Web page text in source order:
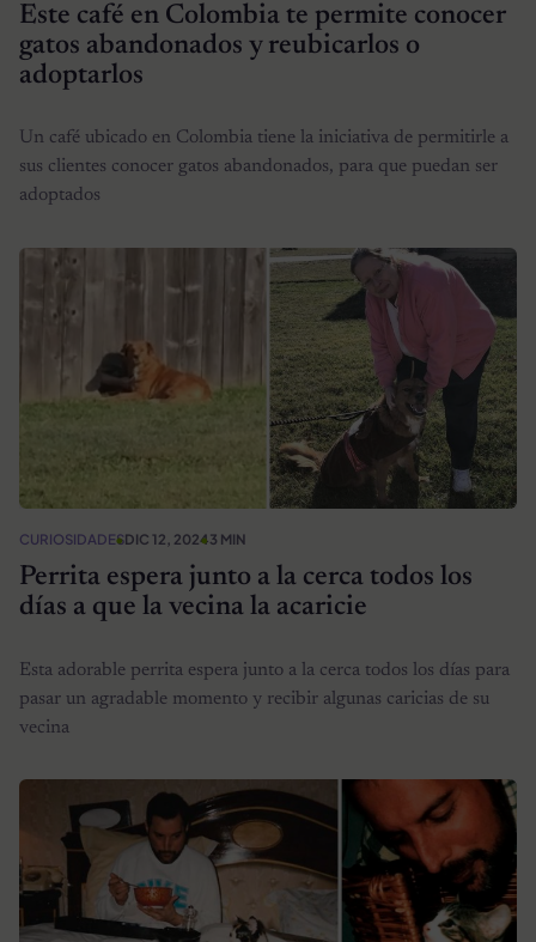
Este café en Colombia te permite conocer
gatos abandonados y reubicarlos o
adoptarlos
Un café ubicado en Colombia tiene la iniciativa de permitirle a
sus clientes conocer gatos abandonados, para que puedan ser
adoptados
CURIOSIDADESDIC 12, 20243 MIN
Perrita espera junto a la cerca todos los
días a que la vecina la acaricie
Esta adorable perrita espera junto a la cerca todos los días para
pasar un agradable momento y recibir algunas caricias de su
vecina